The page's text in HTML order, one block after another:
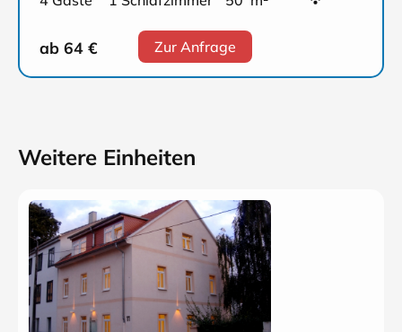
ab 64 € Zur Anfrage
Weitere Einheiten